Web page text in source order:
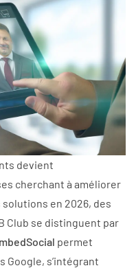
devient
cherchant à améliorer
en 2026, des
Club se distinguent par
permet
Google, s’intégrant